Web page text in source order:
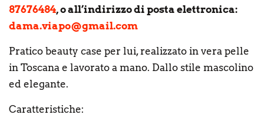
87676484, o all’indirizzo di posta elettronica:
dama.viapo@gmail.com
Pratico beauty case per lui, realizzato in vera pelle
in Toscana e lavorato a mano. Dallo stile mascolino
ed elegante.
Caratteristiche: